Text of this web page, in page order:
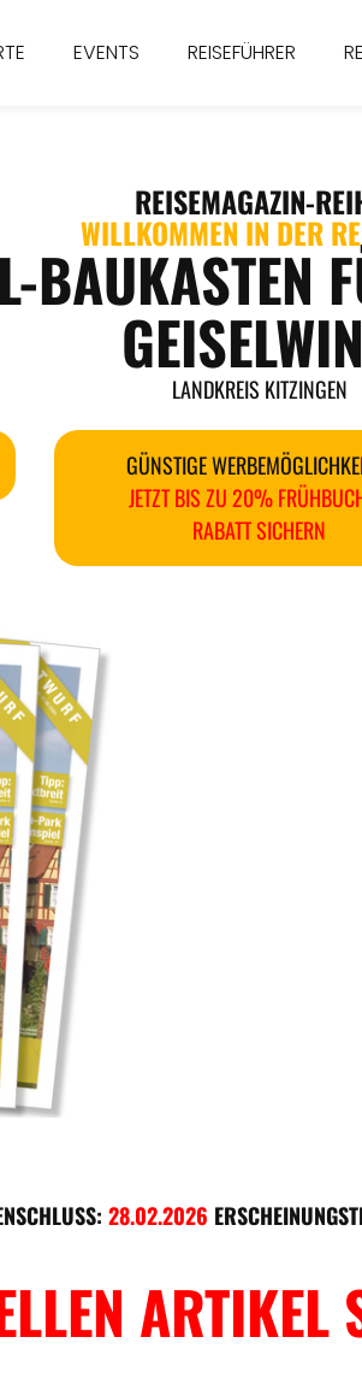
EVENTS REISEFÜHRER
REISEMAGAZIN-
WILLKOMMEN IN DER
BAUKASTEN
LANDKREIS KITZINGEN
GÜNSTIGE
JETZT BIS ZU 20%
RABATT SICHERN
28.02.2026
ARTIKEL